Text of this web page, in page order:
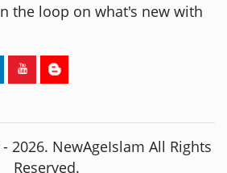
the loop on what's new with
2026. NewAgeIslam All Rights
Reserved.